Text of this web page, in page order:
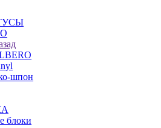
шпон
блоки